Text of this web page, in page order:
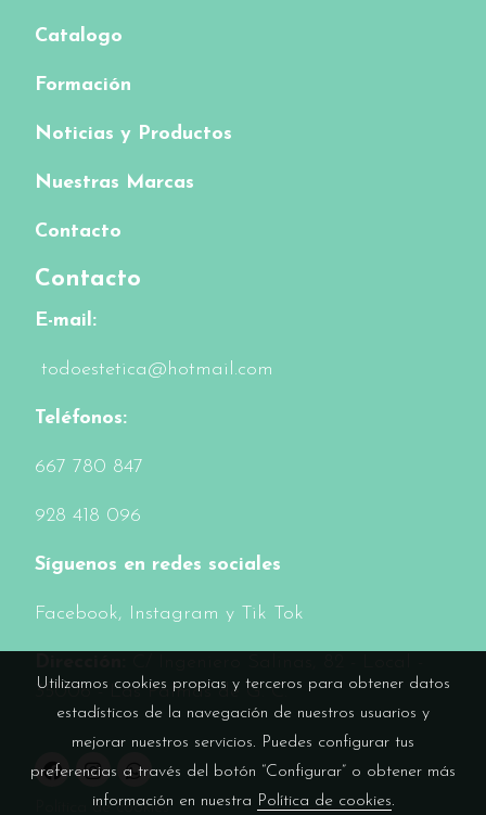
Catalogo
Formación
Noticias y Productos
Nuestras Marcas
Contacto
Contacto
E-mail:
todoestetica@hotmail.com
Teléfonos:
667 780 847
928 418 096
Síguenos en redes sociales
Facebook, Instagram y Tik Tok
35006 - Las Palmas de G. C.
Política de cookies
Utilizamos cookies propias y terceros para obtener datos
estadísticos de la navegación de nuestros usuarios y
mejorar nuestros servicios. Puedes configurar tus
preferencias a través del botón “Configurar” o obtener más
información en nuestra Política de cookies.